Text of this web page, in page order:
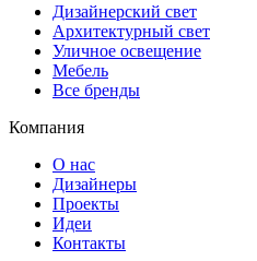
Дизайнерский свет
Архитектурный свет
Уличное освещение
Мебель
Все бренды
Компания
О нас
Дизайнеры
Проекты
Идеи
Контакты